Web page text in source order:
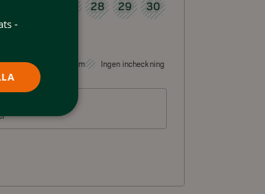
28 29 30
incheckningsdatum Ingen incheckning
-